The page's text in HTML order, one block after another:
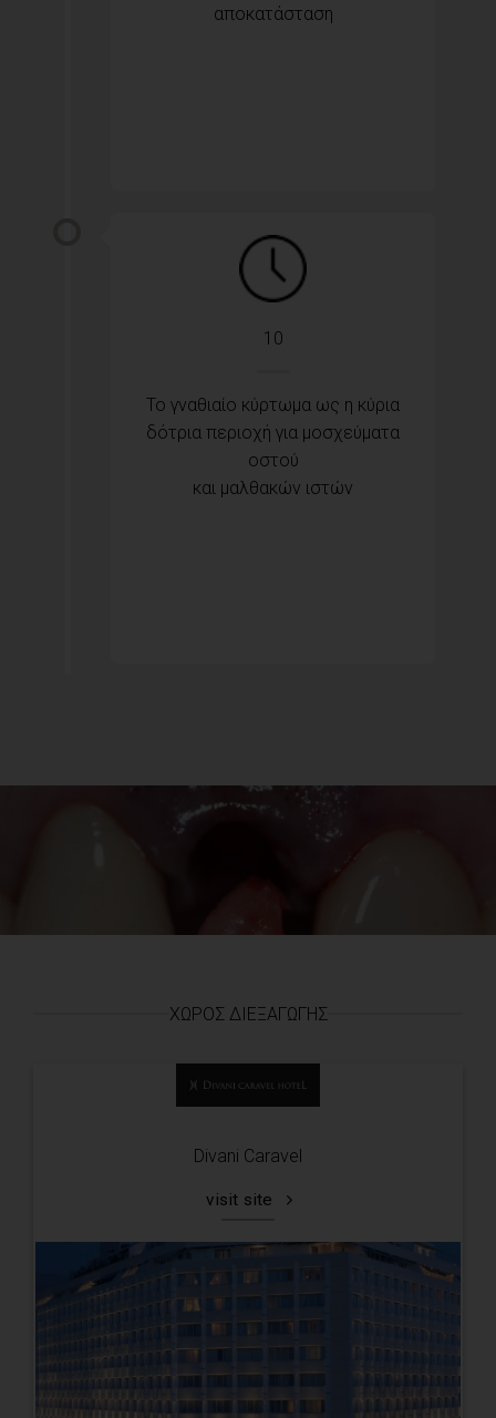
αποκατάσταση
10
Το γναθιαίο κύρτωμα ως η κύρια
δότρια περιοχή για μοσχεύματα
οστού
και μαλθακών ιστών
ΧΏΡΟΣ ΔΙΕΞΑΓΩΓΉΣ
Divani Caravel
visit site